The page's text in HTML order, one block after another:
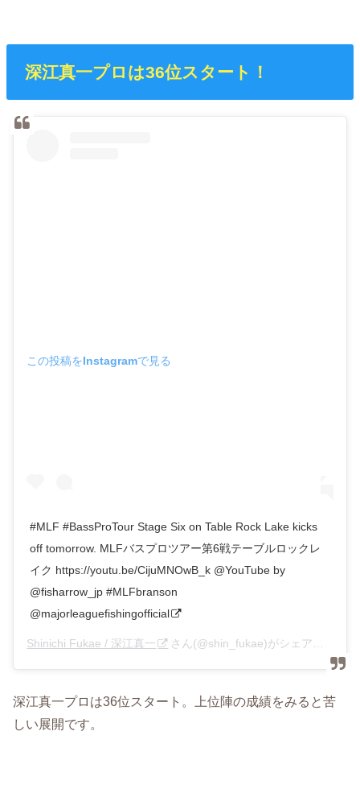
深江真一プロは36位スタート！
この投稿をInstagramで見る
#MLF #BassProTour Stage Six on Table Rock Lake kicks
off tomorrow. MLFバスプロツアー第6戦テーブルロックレ
イク https://youtu.be/CijuMNOwB_k @YouTube by
@fisharrow_jp #MLFbranson
@majorleaguefishingofficial
Shinichi Fukae / 深江真一 さん(@shin_fukae)がシェアした投稿 –
深江真一プロは36位スタート。上位陣の成績をみると苦
しい展開です。